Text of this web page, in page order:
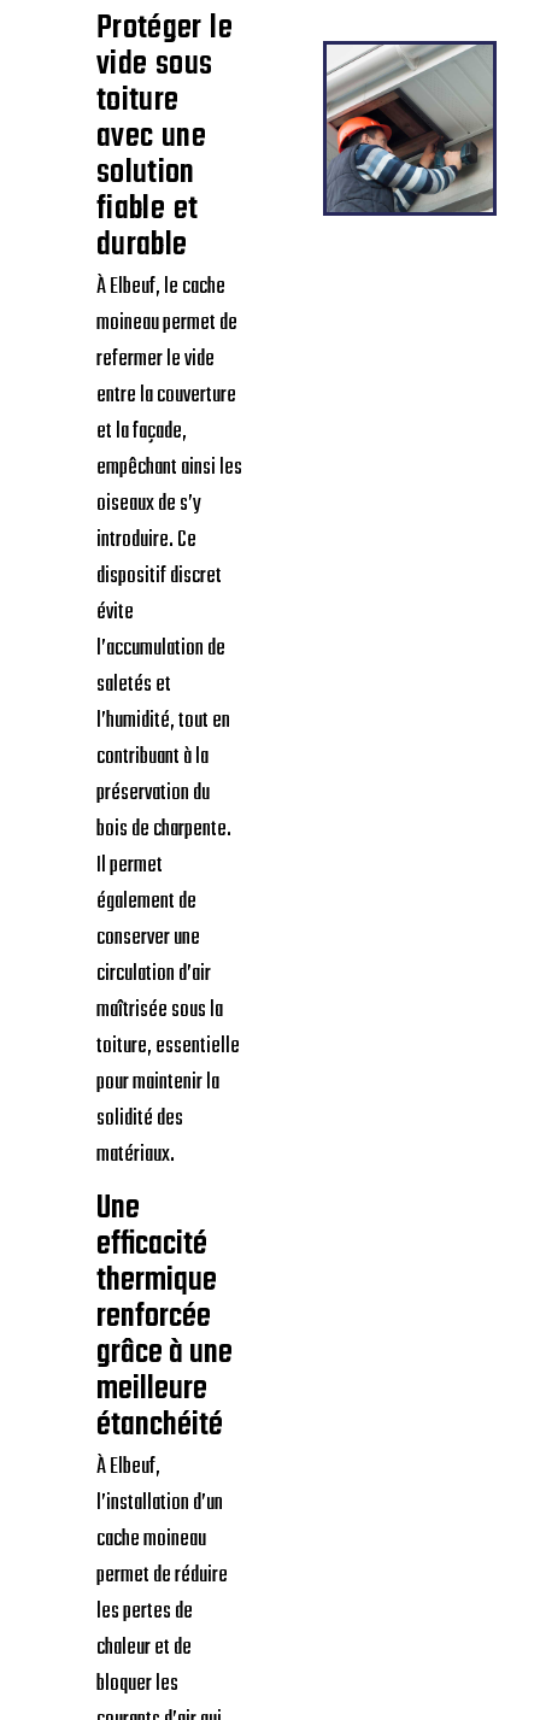
Protéger le
vide sous
toiture
avec une
solution
fiable et
durable
À Elbeuf, le cache
moineau permet de
refermer le vide
entre la couverture
et la façade,
empêchant ainsi les
oiseaux de s’y
introduire. Ce
dispositif discret
évite
l’accumulation de
saletés et
l’humidité, tout en
contribuant à la
préservation du
bois de charpente.
Il permet
également de
conserver une
circulation d’air
maîtrisée sous la
toiture, essentielle
pour maintenir la
solidité des
matériaux.
Une
efficacité
thermique
renforcée
grâce à une
meilleure
étanchéité
À Elbeuf,
l’installation d’un
cache moineau
permet de réduire
les pertes de
chaleur et de
bloquer les